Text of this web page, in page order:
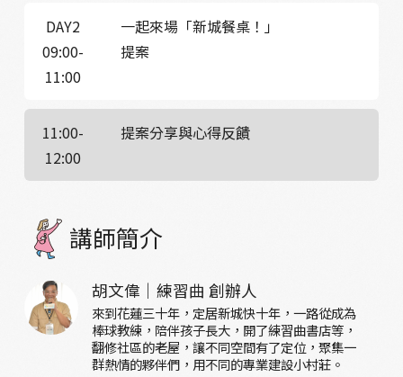
DAY2
09:00-
11:00
一起來場「新城餐桌！」
提案
11:00-
12:00
提案分享與心得反饋
講師簡介
胡文偉｜練習曲 創辦人
來到花蓮三十年，定居新城快十年，一路從成為
棒球教練，陪伴孩子長大，開了練習曲書店等，
翻修社區的老屋，讓不同空間有了定位，聚集一
群熱情的夥伴們，用不同的專業建設小村莊。